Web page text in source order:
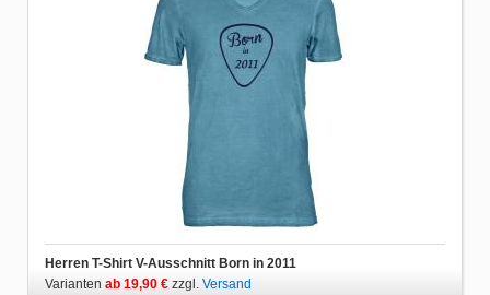
Herren T-Shirt V-Ausschnitt Born in 2011
Varianten ab 19,90 € zzgl. Versand